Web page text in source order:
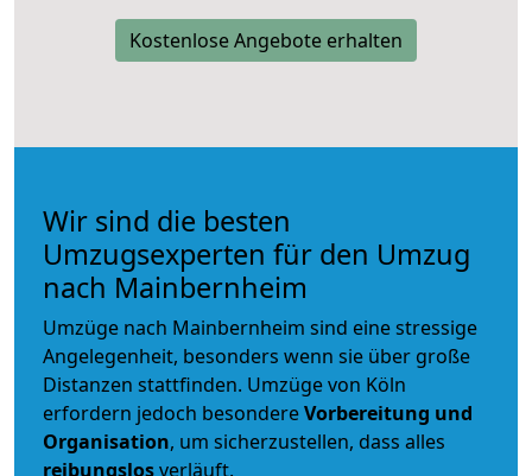
Kostenlose Angebote erhalten
Wir sind die besten
Umzugsexperten für den Umzug
nach Mainbernheim
Umzüge nach Mainbernheim sind eine stressige
Angelegenheit, besonders wenn sie über große
Distanzen stattfinden. Umzüge von Köln
erfordern jedoch besondereVorbereitung und
Organisation, um sicherzustellen, dass alles
reibungslosverläuft.